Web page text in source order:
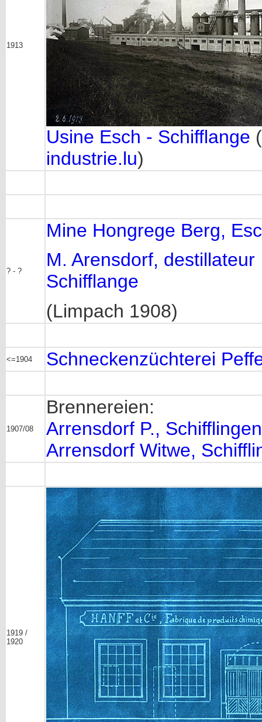
1913
Usine Esch - Schifflange (
industrie.lu)
? - ?
Mine Hongrege Berg,
M. Arensdorf, destillateur
Schifflange
(Limpach 1908)
<=1904 Schneckenzüchterei
1907/08
Brennereien:
Arrensdorf P., Schifflingen
Arrensdorf Witwe,
1919 /
1920